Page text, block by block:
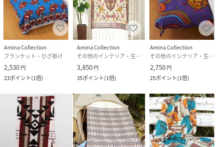
Amina Collection
ブランケット・ひざ掛け
2,530円
23ポイント(1倍)
Amina Collection
その他のインテリア・生活雑貨
3,850円
35ポイント(1倍)
Amina Collection
その他のインテリア・生活雑貨
2,750円
25ポイント(1倍)